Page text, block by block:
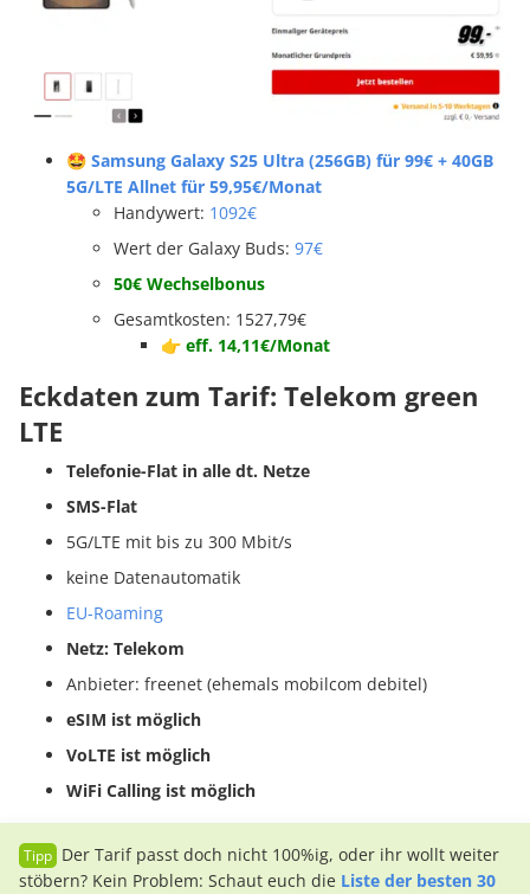
🤩 Samsung Galaxy S25 Ultra (256GB) für 99€ + 40GB
5G/LTE Allnet für 59,95€/Monat
Handywert: 1092€
Wert der Galaxy Buds: 97€
50€ Wechselbonus
Gesamtkosten: 1527,79€
👉 eff. 14,11€/Monat
Eckdaten zum Tarif: Telekom green
LTE
Telefonie-Flat in alle dt. Netze
SMS-Flat
5G/LTE mit bis zu 300 Mbit/s
keine Datenautomatik
EU-Roaming
Netz: Telekom
Anbieter: freenet (ehemals mobilcom debitel)
eSIM ist möglich
VoLTE ist möglich
WiFi Calling ist möglich
Der Tarif passt doch nicht 100%ig, oder ihr wollt weiter
stöbern? Kein Problem: Schaut euch die Liste der besten 30